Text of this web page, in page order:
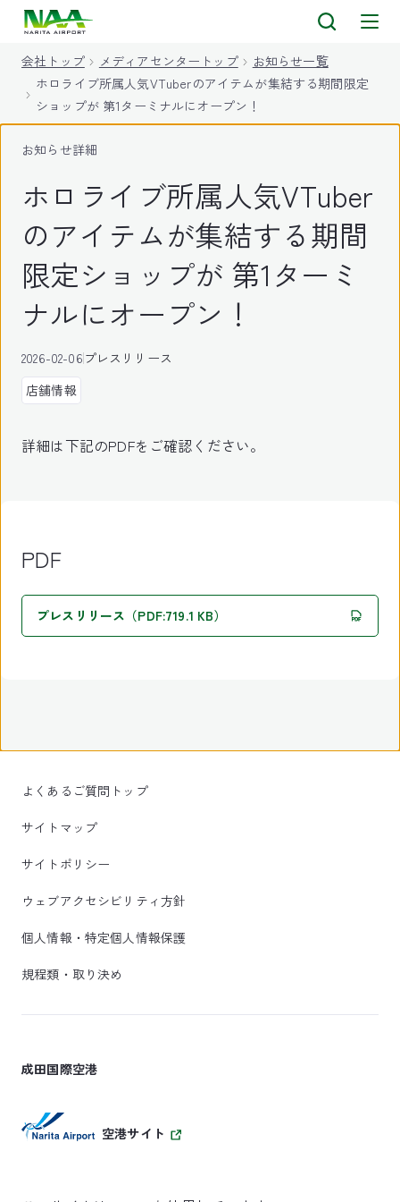
会社トップ メディアセンタートップ
お知らせ一覧
ホロライブ所属人気VTuberのアイテムが集結する期間限定
ショップが 第1ターミナルにオープン！
お知らせ詳細
ホロライブ所属人気VTuber
のアイテムが集結する期間
限定ショップが 第1ターミ
ナルにオープン！
2026-02-06プレスリリース
店舗情報
詳細は下記のPDFをご確認ください。
PDF
プレスリリース（PDF:719.1 KB）
よくあるご質問トップ
サイトマップ
サイトポリシー
ウェブアクセシビリティ方針
個人情報・特定個人情報保護
規程類・取り決め
成田国際空港
空港サイト